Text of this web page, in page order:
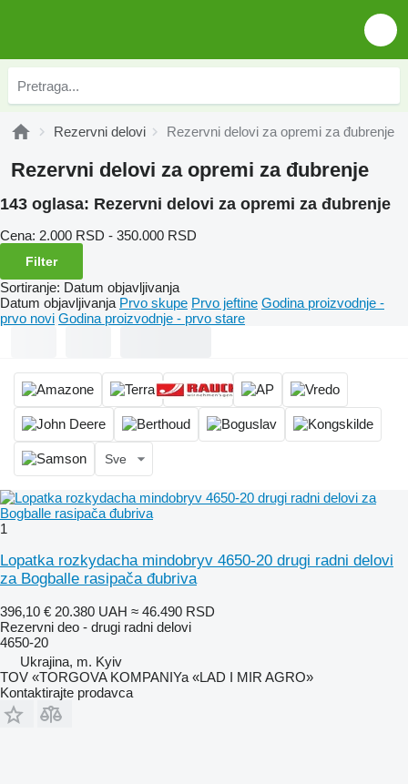
Rezervni delovi Rezervni delovi za opremi za đubrenje
Rezervni delovi za opremi za đubrenje
143 oglasa: Rezervni delovi za opremi za đubrenje
Cena: 2.000 RSD - 350.000 RSD
Filter
Sortiranje: Datum objavljivanja
Datum objavljivanja Prvo skupe Prvo jeftine Godina proizvodnje -
prvo novi Godina proizvodnje - prvo stare
Sve
1
Lopatka rozkydacha mindobryv 4650-20 drugi radni delovi
za Bogballe rasipača đubriva
396,10 € 20.380 UAH ≈ 46.490 RSD
Rezervni deo - drugi radni delovi
4650-20
Ukrajina, m. Kyiv
TOV «TORGOVA KOMPANIYa «LAD I MIR AGRO»
Kontaktirajte prodavca